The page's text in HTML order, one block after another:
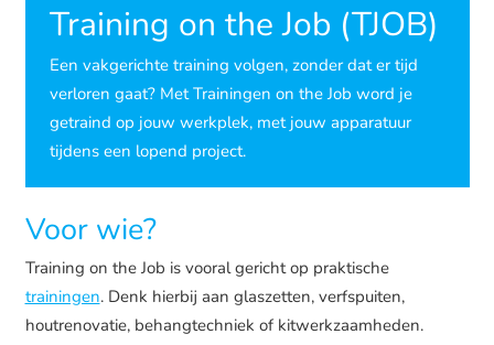
Training on the Job (TJOB)
Een vakgerichte training volgen, zonder dat er tijd
verloren gaat? Met Trainingen on the Job word je
getraind op jouw werkplek, met jouw apparatuur
tijdens een lopend project.
Voor wie?
Training on the Job is vooral gericht op praktische
trainingen. Denk hierbij aan glaszetten, verfspuiten,
houtrenovatie, behangtechniek of kitwerkzaamheden.